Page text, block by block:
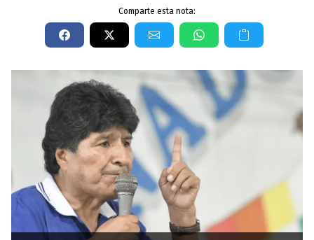
Comparte esta nota: